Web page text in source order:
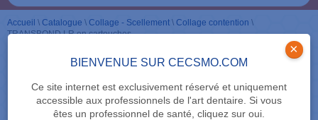
BIENVENUE SUR CECSMO.COM
Ce site internet est exclusivement réservé et uniquement
accessible aux professionnels de l'art dentaire. Si vous
êtes un professionnel de santé, cliquez sur oui.
×
Accueil \ Catalogue \ Collage - Scellement \ Collage contention \
TRANSBOND LR en cartouches